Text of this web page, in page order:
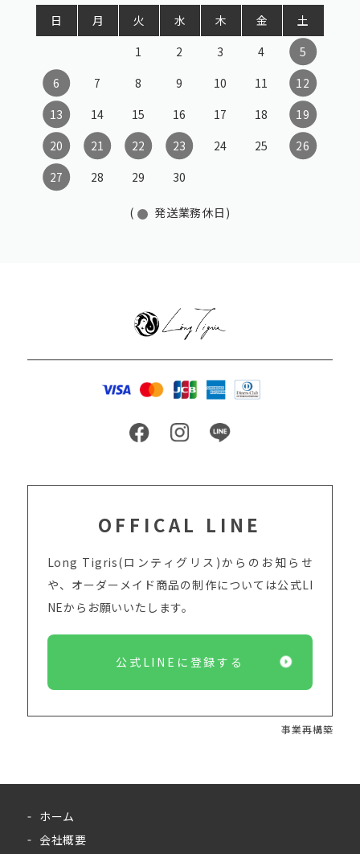
日
月 火 水 木 金
土
1
2 3 4
5
6
7 8 9 10 11
12
13
14 15 16 17 18
19
20
21 22 23 24 25
26
27
28 29 30
( 発送業務休日)
OFFICAL LINE
Long Tigris(ロンティグリス)からのお知らせ
や、オーダーメイド商品の制作については公式LI
NEからお願いいたします。
公式LINEに登録する
事業再構築
ホーム
会社概要